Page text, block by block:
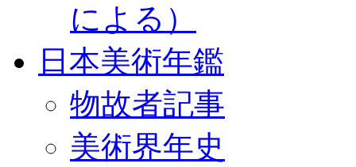
による）
日本美術年鑑
物故者記事
美術界年史